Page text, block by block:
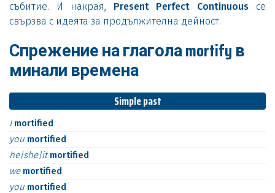
събитие. И накрая, Present Perfect Continuous се
свързва с идеята за продължителна дейност.
Спрежение на глагола mortify в
минали времена
Simple past
I mortified
you mortified
he|she|itmortified
we mortified
you mortified